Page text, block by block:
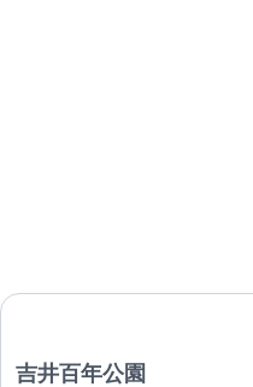
吉井百年公園